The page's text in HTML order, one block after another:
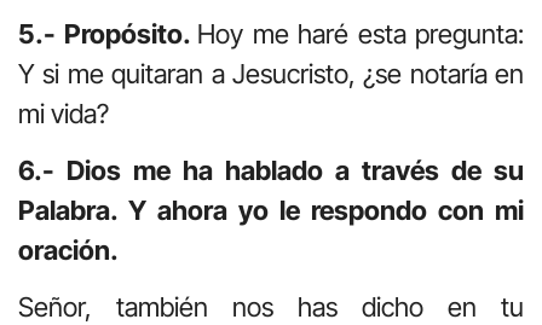
5.- Propósito. Hoy me haré esta pregunta:
Y si me quitaran a Jesucristo, ¿se notaría en
mi vida?
6.- Dios me ha hablado a través de su
Palabra. Y ahora yo le respondo con mi
oración.
Señor, también nos has dicho en tu